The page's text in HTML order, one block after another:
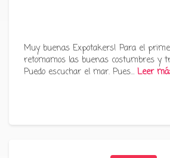
Muy buenas Expotakers! Para el
retomamos las buenas costumbres y
Puedo escuchar el mar. Pues… Leer